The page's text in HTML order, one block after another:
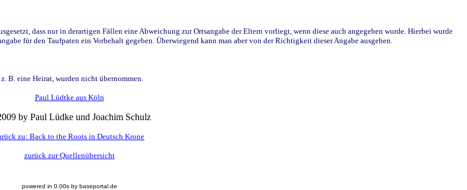
dass nur in derartigen Fällen eine Abweichung zur Ortsangabe der Eltern vorliegt, wenn diese auch angegeben wurde. Hierbei wurde
für den Taufpaten ein Vorbehalt gegeben. Überwiegend kann man aber von der Richtigkeit dieser Angabe ausgehen.
B. eine Heirat, wurden nicht übernommen.
Paul Lüdtke aus Köln
by Paul Lüdke und Joachim Schulz
zu: Back to the Roots in Deutsch Krone
zurück zur Quellenübersicht
powered in 0.00s by baseportal.de